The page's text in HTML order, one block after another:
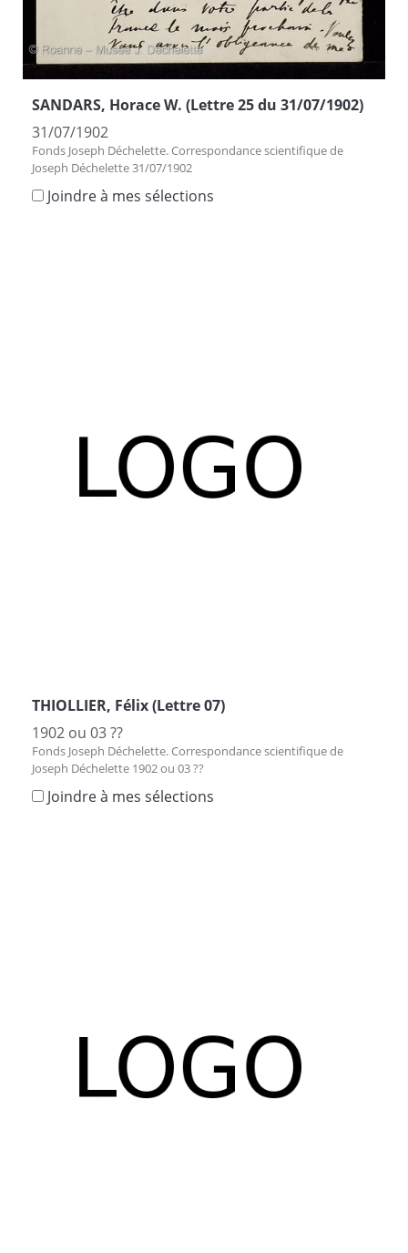
SANDARS, Horace W. (Lettre 25 du 31/07/1902)
31/07/1902
Fonds Joseph Déchelette. Correspondance scientifique de
Joseph Déchelette 31/07/1902
Joindre à mes sélections
THIOLLIER, Félix (Lettre 07)
1902 ou 03 ??
Fonds Joseph Déchelette. Correspondance scientifique de
Joseph Déchelette 1902 ou 03 ??
Joindre à mes sélections